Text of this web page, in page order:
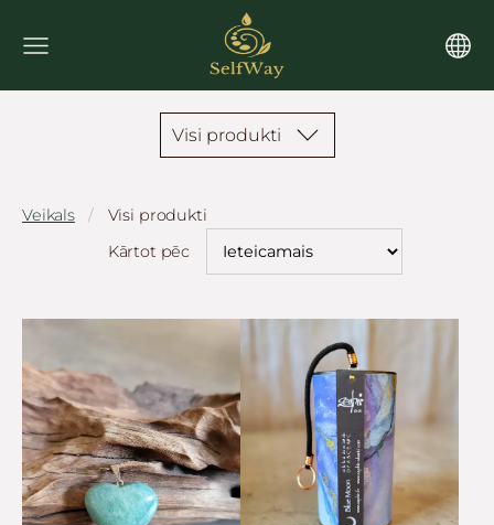
Visi produkti
Veikals
Visi produkti
Kārtot pēc